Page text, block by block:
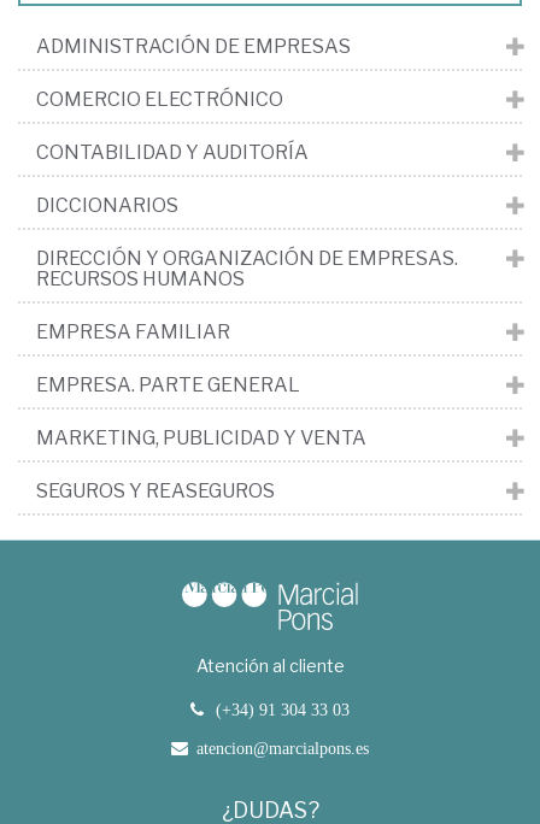
ADMINISTRACIÓN DE EMPRESAS
COMERCIO ELECTRÓNICO
CONTABILIDAD Y AUDITORÍA
DICCIONARIOS
DIRECCIÓN Y ORGANIZACIÓN DE EMPRESAS.
RECURSOS HUMANOS
EMPRESA FAMILIAR
EMPRESA. PARTE GENERAL
MARKETING, PUBLICIDAD Y VENTA
SEGUROS Y REASEGUROS
Atención al cliente
(+34) 91 304 33 03
atencion@marcialpons.es
¿DUDAS?